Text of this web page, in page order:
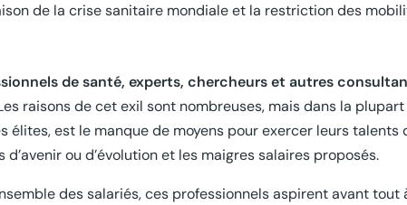
de la crise sanitaire mondiale et la restriction des
de santé, experts, chercheurs et autres
raisons de cet exil sont nombreuses, mais dans la
élites, est le manque de moyens pour exercer leurs talents
ou d’évolution et les maigres salaires proposés.
des salariés, ces professionnels aspirent avant tout